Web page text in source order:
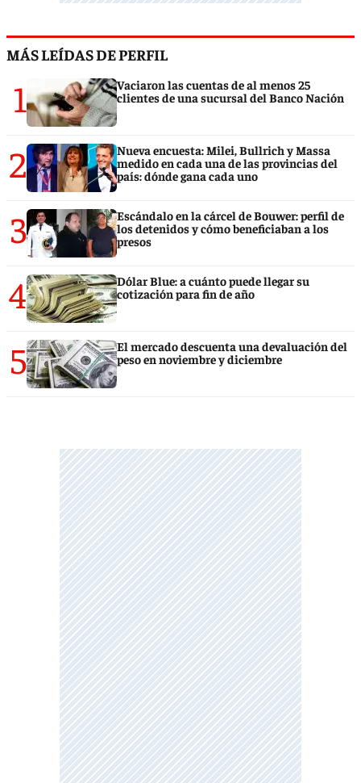
MÁS LEÍDAS DE PERFIL
1
Vaciaron las cuentas de al menos 25
clientes de una sucursal del Banco Nación
2
Nueva encuesta: Milei, Bullrich y Massa
medido en cada una de las provincias del
país: dónde gana cada uno
3
Escándalo en la cárcel de Bouwer: perfil de
los detenidos y cómo beneficiaban a los
presos
4
Dólar Blue: a cuánto puede llegar su
cotización para fin de año
5
El mercado descuenta una devaluación del
peso en noviembre y diciembre